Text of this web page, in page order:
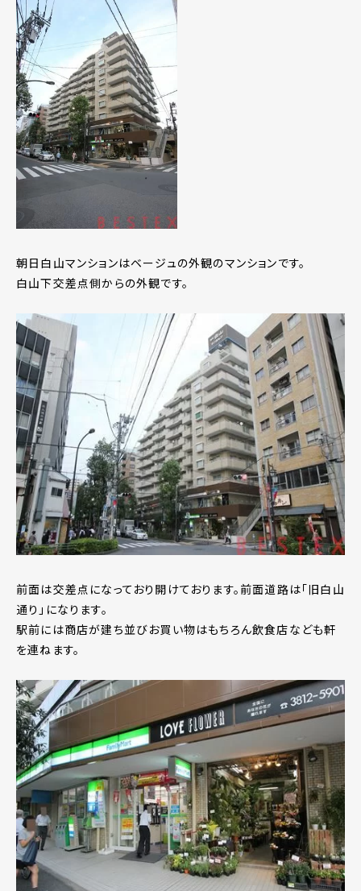
朝日白山マンションはベージュの外観のマンションです。
白山下交差点側からの外観です。
前面は交差点になっており開けております。前面道路は「旧白山
通り」になります。
駅前には商店が建ち並びお買い物はもちろん飲食店なども軒
を連ねます。